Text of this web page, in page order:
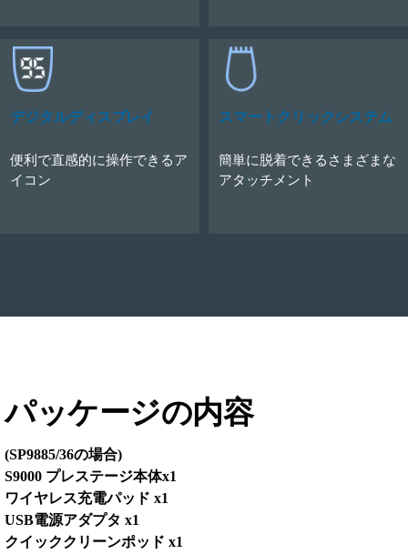
デジタルディスプレイ
便利で直感的に操作できるア
イコン
スマートクリックシステム
簡単に脱着できるさまざまな
アタッチメント
パッケージの内容
(SP9885/36の場合)
S9000 プレステージ本体x1
ワイヤレス充電パッド x1
USB電源アダプタ x1
クイッククリーンポッド x1